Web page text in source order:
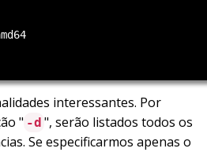
interessantes. Por
" -d ", serão listados todos os
Se especificarmos apenas o